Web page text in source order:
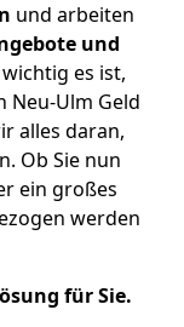
und arbeiten
und
es ist,
Neu-Ulm Geld
alles daran,
Ob Sie nun
ein großes
werden
für Sie.